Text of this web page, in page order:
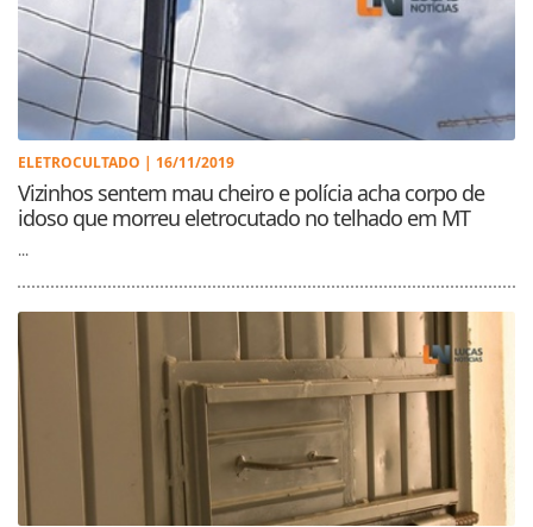
ELETROCULTADO | 16/11/2019
Vizinhos sentem mau cheiro e polícia acha corpo de
idoso que morreu eletrocutado no telhado em MT
...